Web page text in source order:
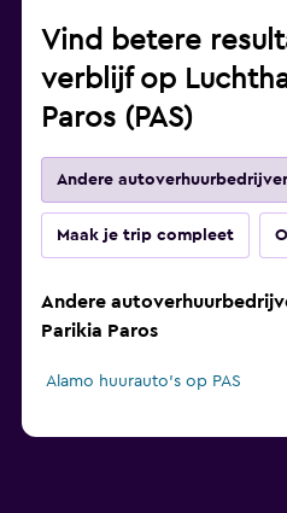
Vind betere
verblijf op
Paros (PAS)
Andere
Maak je trip compleet
Andere
Parikia Paros
Alamo huurauto's op PAS